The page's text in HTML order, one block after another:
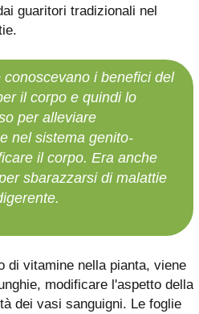
guaritori tradizionali nel
i benefici del
il corpo e quindi lo
per alleviare
nel sistema genito-
il corpo. Era anche
sbarazzarsi di malattie
di vitamine nella pianta, viene
modificare l'aspetto della
dei vasi sanguigni. Le foglie